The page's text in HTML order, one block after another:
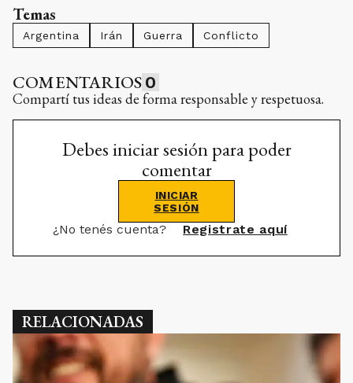
Temas
Argentina Irán Guerra Conflicto
COMENTARIOS 0
Compartí tus ideas de forma responsable y respetuosa.
Debes iniciar sesión para poder
comentar
INICIAR
SESIÓN
¿No tenés cuenta? Registrate aquí
RELACIONADAS